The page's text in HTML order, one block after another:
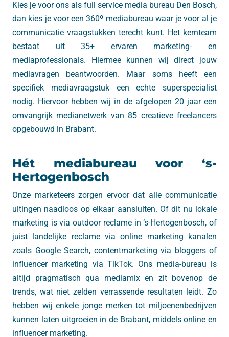
Kies je voor ons als full service media bureau Den Bosch,
dan kies je voor een 360º mediabureau waar je voor al je
communicatie vraagstukken terecht kunt. Het kernteam
bestaat uit 35+ ervaren marketing- en
mediaprofessionals. Hiermee kunnen wij direct jouw
mediavragen beantwoorden. Maar soms heeft een
specifiek mediavraagstuk een echte superspecialist
nodig. Hiervoor hebben wij in de afgelopen 20 jaar een
omvangrijk medianetwerk van 85 creatieve freelancers
opgebouwd in Brabant.
Hét mediabureau voor ‘s-
Hertogenbosch
Onze marketeers zorgen ervoor dat alle communicatie
uitingen naadloos op elkaar aansluiten. Of dit nu lokale
marketing is via outdoor reclame in ‘s-Hertogenbosch, of
juist landelijke reclame via online marketing kanalen
zoals Google Search, contentmarketing via bloggers of
influencer marketing via TikTok. Ons media-bureau is
altijd pragmatisch qua mediamix en zit bovenop de
trends, wat niet zelden verrassende resultaten leidt. Zo
hebben wij enkele jonge merken tot miljoenenbedrijven
kunnen laten uitgroeien in de Brabant, middels online en
influencer marketing.